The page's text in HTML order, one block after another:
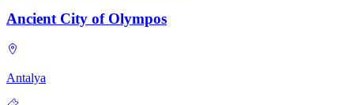
Ancient City of Olympos
Antalya